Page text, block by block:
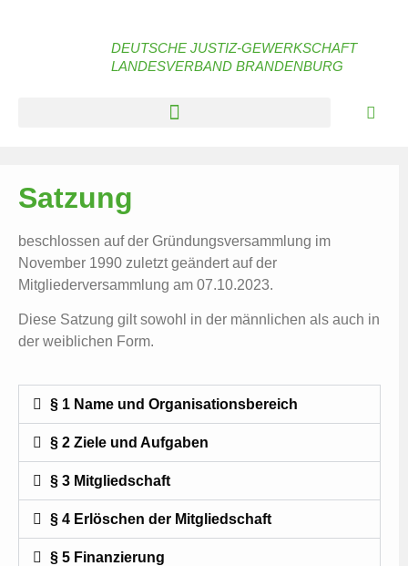
DEUTSCHE JUSTIZ-GEWERKSCHAFT
LANDESVERBAND BRANDENBURG
Satzung
beschlossen auf der Gründungsversammlung im
November 1990 zuletzt geändert auf der
Mitgliederversammlung am 07.10.2023.
Diese Satzung gilt sowohl in der männlichen als auch in
der weiblichen Form.
§ 1 Name und Organisationsbereich
§ 2 Ziele und Aufgaben
§ 3 Mitgliedschaft
§ 4 Erlöschen der Mitgliedschaft
§ 5 Finanzierung